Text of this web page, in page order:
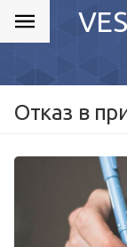
Отказ в